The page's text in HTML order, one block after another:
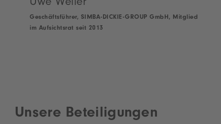
Uwe Weiler
Geschäftsführer, SIMBA-DICKIE-GROUP GmbH, Mitglied
im Aufsichtsrat seit 2013
Unsere Beteiligungen